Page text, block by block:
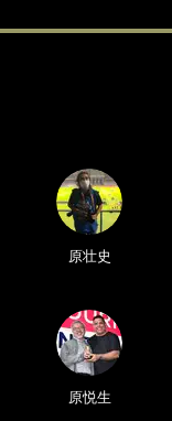
原壮史
原悦生